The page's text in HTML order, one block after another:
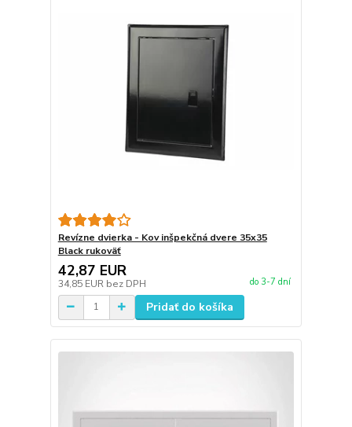
Revízne dvierka - Kov inšpekčná dvere 35x35
Black rukoväť
42,87 EUR
34,85 EUR bez DPH do 3-7 dní
Pridať do košíka